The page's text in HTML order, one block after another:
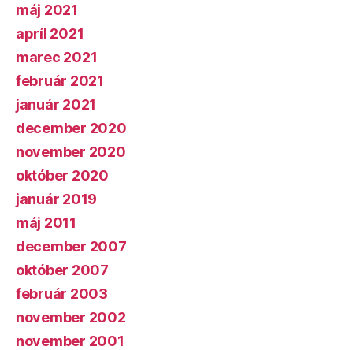
máj 2021
apríl 2021
marec 2021
február 2021
január 2021
december 2020
november 2020
október 2020
január 2019
máj 2011
december 2007
október 2007
február 2003
november 2002
november 2001